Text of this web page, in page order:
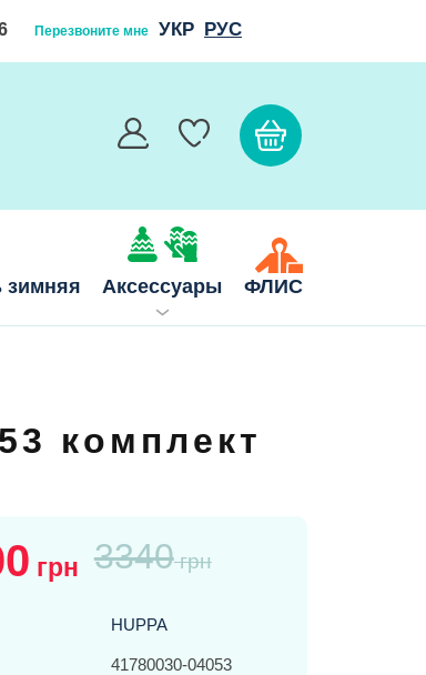
Перезвоните мне УКР РУС
зимняя Аксессуары ФЛИС
комплект
грн 3340грн
HUPPA
41780030-04053